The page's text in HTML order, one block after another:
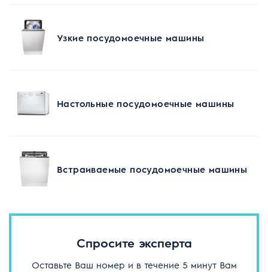
Узкие посудомоечные машины
Настольные посудомоечные машины
Встраиваемые посудомоечные машины
Спросите эксперта
Оставьте Ваш номер и в течение 5 минут Вам